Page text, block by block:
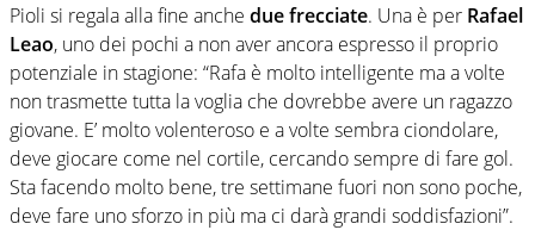
Pioli si regala alla fine anche due frecciate. Una è per Rafael
Leao, uno dei pochi a non aver ancora espresso il proprio
potenziale in stagione: “Rafa è molto intelligente ma a volte
non trasmette tutta la voglia che dovrebbe avere un ragazzo
giovane. E’ molto volenteroso e a volte sembra ciondolare,
deve giocare come nel cortile, cercando sempre di fare gol.
Sta facendo molto bene, tre settimane fuori non sono poche,
deve fare uno sforzo in più ma ci darà grandi soddisfazioni”.